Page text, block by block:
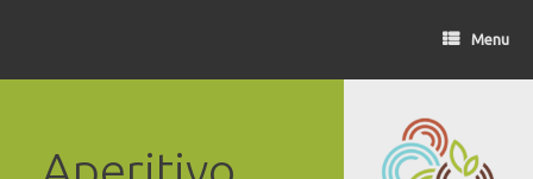
Menu